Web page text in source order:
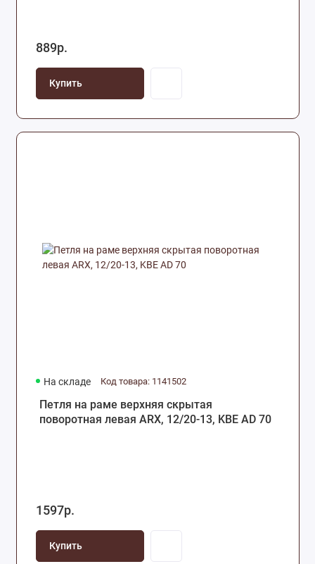
889р.
Купить
На складе Код товара: 1141502
Петля на раме верхняя скрытая
поворотная левая ARX, 12/20-13, KBE AD 70
1597р.
Купить